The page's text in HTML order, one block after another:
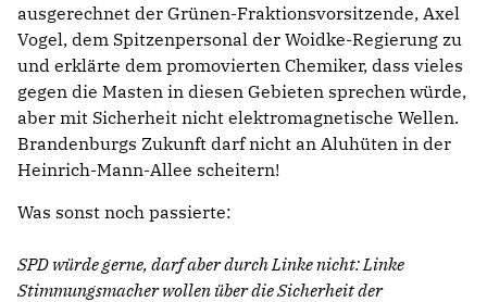
ausgerechnet der Grünen-Fraktionsvorsitzende, Axel
Vogel, dem Spitzenpersonal der Woidke-Regierung zu
und erklärte dem promovierten Chemiker, dass vieles
gegen die Masten in diesen Gebieten sprechen würde,
aber mit Sicherheit nicht elektromagnetische Wellen.
Brandenburgs Zukunft darf nicht an Aluhüten in der
Heinrich-Mann-Allee scheitern!
Was sonst noch passierte:
SPD würde gerne, darf aber durch Linke nicht: Linke
Stimmungsmacher wollen über die Sicherheit der